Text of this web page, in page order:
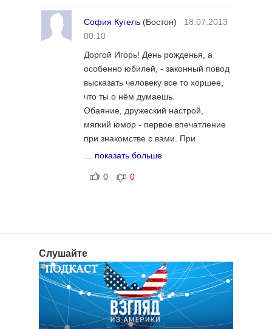
София Кугель (Бостон) 18.07.2013
00:10
Доргой Игорь! День рожденья, а
особенно юбилей, - законный повод
высказать человеку все то хоршее,
что ты о нём думаешь.
Обаяние, дружеский настрой,
мягкий юмор - первое впечатление
при знакомстве с вами. При
дальнейшем общении узнаёшь
обязательность. И талантливость в
В одном из стихотворений вы
пишете: "Мои года спрессованы/ на
диске странствий/ в ячейках памяти/
компьютенрных страстей". Живите,
испытытывая "стихийную радость"
творения, долго-долго - на этом
… показать больше
0 0
Слушайте
ПОДКАСТ